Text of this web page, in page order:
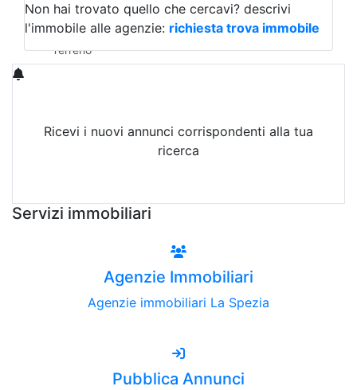
Qualsiasi
Terreno edificabile
Terreno
Non hai trovato quello che cercavi? descrivi
l'immobile alle agenzie: richiesta trova immobile
Ricevi i nuovi annunci corrispondenti alla tua
ricerca
Servizi immobiliari
Agenzie Immobiliari
Agenzie immobiliari La Spezia
Pubblica Annunci